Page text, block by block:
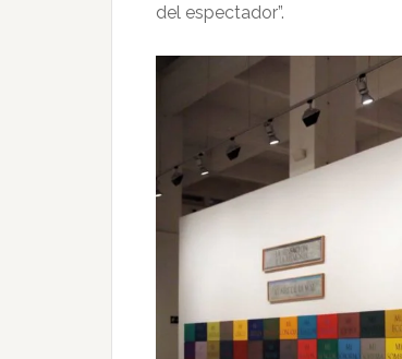
del espectador”.